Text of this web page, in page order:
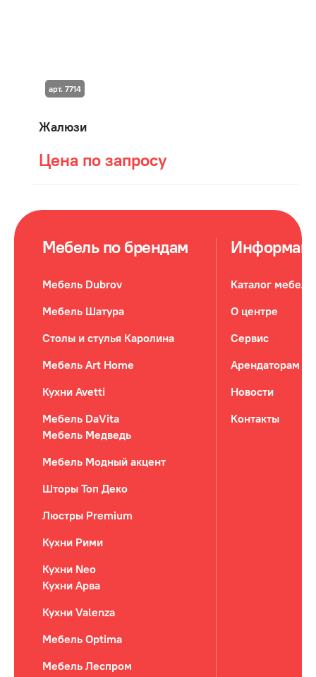
Жалюзи
Цена по запросу
арт. 7714
Мебель по брендам
Мебель Dubrov
Мебель Шатура
Столы и стулья Каролина
Мебель Art Home
Кухни Avetti
Мебель DaVita
Мебель Медведь
Мебель Модный акцент
Шторы Топ Деко
Люстры Premium
Кухни Рими
Кухни Neo
Кухни Арва
Кухни Valenza
Мебель Optima
Мебель Леспром
Каталог мебели
О центре
Сервис
Арендаторам
Новости
Контакты